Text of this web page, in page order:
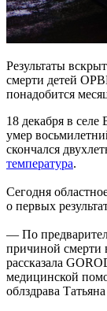
Результаты
смерти детей
понадобится
18 декабря в
умер
скончался
температура.
Сегодня
о первых
— По
причиной
рассказала
медицинской
облздрава